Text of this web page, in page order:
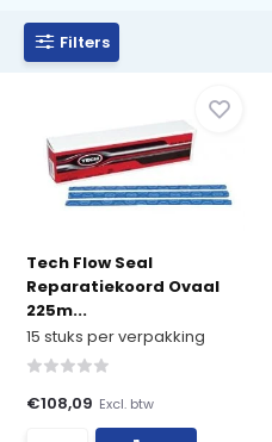
Filters
Tech Flow Seal
Reparatiekoord Ovaal
225m...
15 stuks per verpakking
€108,09 Excl. btw